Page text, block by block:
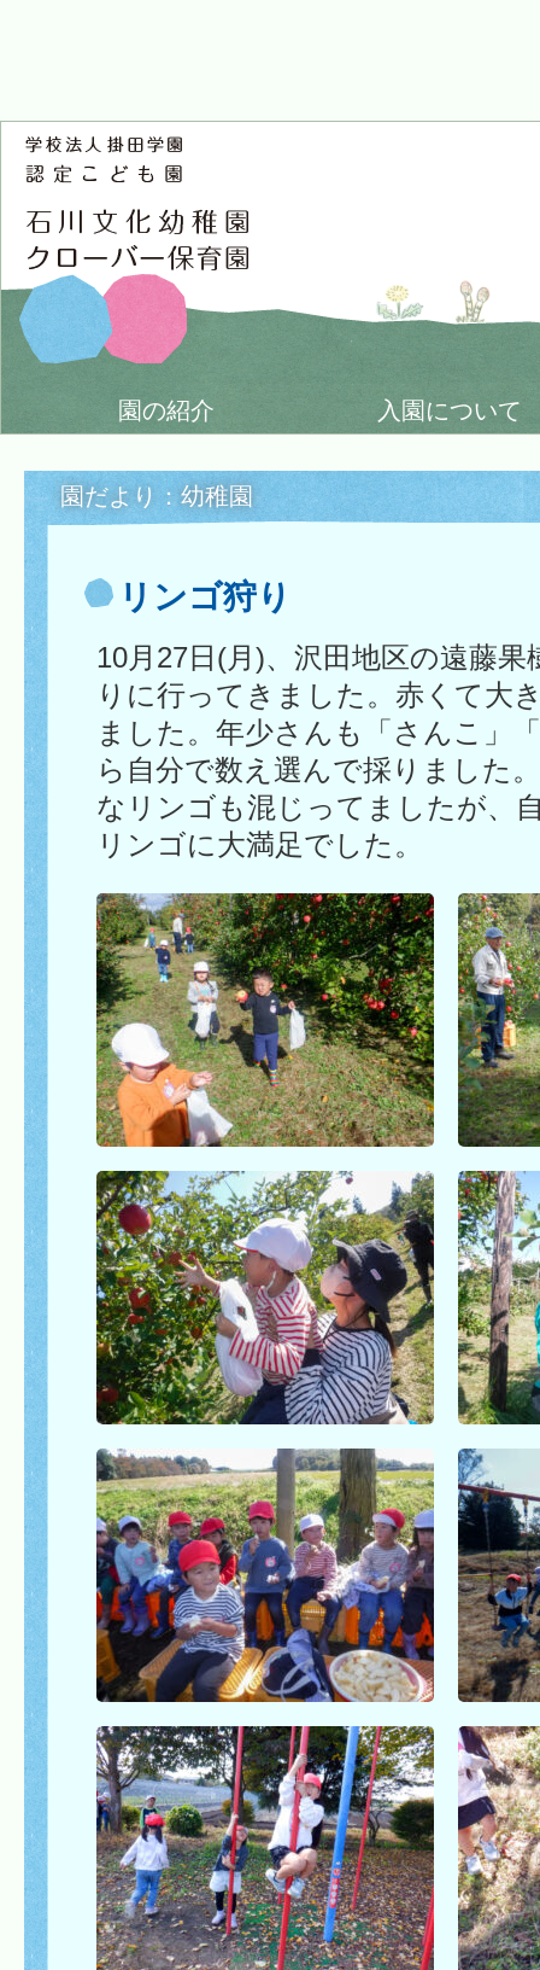
園の紹介 入園について
園だより：幼稚園
リンゴ狩り
10月27日(月)、沢田地区の遠藤
りに行ってきました。赤くて大
ました。年少さんも「さんこ」
ら自分で数え選んで採りました
なリンゴも混じってましたが、
リンゴに大満足でした。